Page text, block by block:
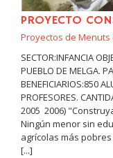
PROYECTO
Proyectos de Menuts
SECTOR:INFANCIA
PUEBLO DE MELGA.
BENEFICIARIOS:850
PROFESORES.
2005  2006)
Ningún menor sin
agrícolas más
[...]